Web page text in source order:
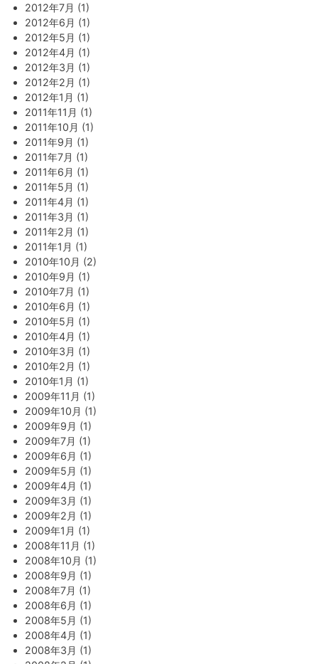
2012年7月 (1)
2012年6月 (1)
2012年5月 (1)
2012年4月 (1)
2012年3月 (1)
2012年2月 (1)
2012年1月 (1)
2011年11月 (1)
2011年10月 (1)
2011年9月 (1)
2011年7月 (1)
2011年6月 (1)
2011年5月 (1)
2011年4月 (1)
2011年3月 (1)
2011年2月 (1)
2011年1月 (1)
2010年10月 (2)
2010年9月 (1)
2010年7月 (1)
2010年6月 (1)
2010年5月 (1)
2010年4月 (1)
2010年3月 (1)
2010年2月 (1)
2010年1月 (1)
2009年11月 (1)
2009年10月 (1)
2009年9月 (1)
2009年7月 (1)
2009年6月 (1)
2009年5月 (1)
2009年4月 (1)
2009年3月 (1)
2009年2月 (1)
2009年1月 (1)
2008年11月 (1)
2008年10月 (1)
2008年9月 (1)
2008年7月 (1)
2008年6月 (1)
2008年5月 (1)
2008年4月 (1)
2008年3月 (1)